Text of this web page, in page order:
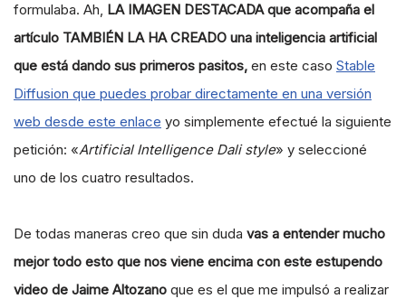
formulaba. Ah, LA IMAGEN DESTACADA que acompaña el
artículo TAMBIÉN LA HA CREADO una inteligencia artificial
que está dando sus primeros pasitos, en este caso Stable
Diffusion que puedes probar directamente en una versión
web desde este enlace yo simplemente efectué la siguiente
petición: «Artificial Intelligence Dali style» y seleccioné
uno de los cuatro resultados.
De todas maneras creo que sin duda vas a entender mucho
mejor todo esto que nos viene encima con este estupendo
video de Jaime Altozano que es el que me impulsó a realizar